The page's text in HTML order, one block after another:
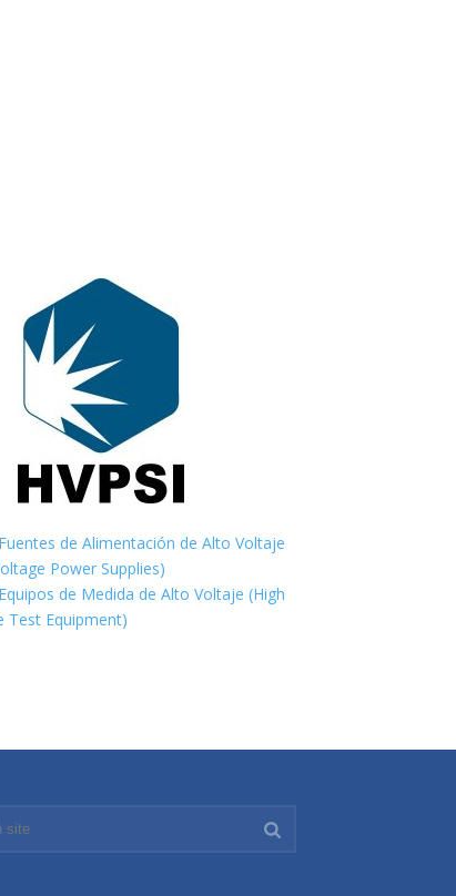
de Alimentación de Alto Voltaje
Power Supplies)
de Medida de Alto Voltaje (High
Test Equipment)